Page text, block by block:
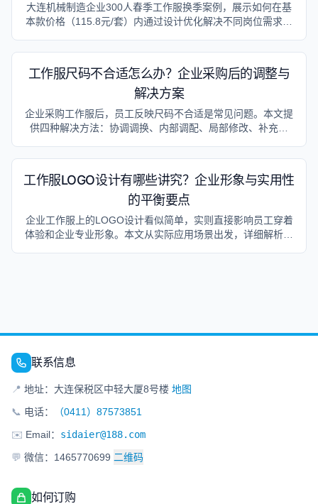
大连机械制造企业300人春季工作服换季案例，展示如何在基
本款价格（115.8元/套）内通过设计优化解决不同岗位需求，
工作服尺码不合适怎么办？企业采购后的调整与
解决方案
企业采购工作服后，员工反映尺码不合适是常见问题。本文提
供四种解决方法：协调调换、内部调配、局部修改、补充采
工作服LOGO设计有哪些讲究？企业形象与实用性
的平衡要点
企业工作服上的LOGO设计看似简单，实则直接影响员工穿着
体验和企业专业形象。本文从实际应用场景出发，详细解析工
联系信息
📍 地址：大连保税区中轻大厦8号楼 地图
📞 电话：
（0411）87573851
✉️ Email： sidaier@188.com
💬 微信：1465770699 二维码
如何订购